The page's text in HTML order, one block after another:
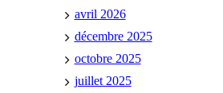
avril 2026
décembre 2025
octobre 2025
juillet 2025